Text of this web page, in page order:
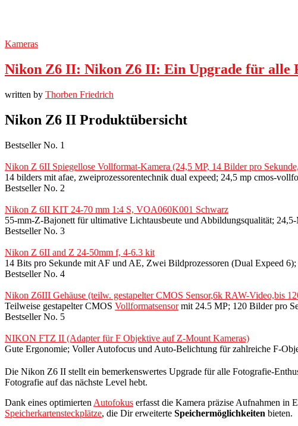
Kameras
Nikon Z6 II: Nikon Z6 II: Ein Upgrade für alle
written by Thorben Friedrich
Nikon Z6 II Produktübersicht
Bestseller No. 1
Nikon Z 6II Spiegellose Vollformat-Kamera (24,5 MP, 14 Bilder pro
14 bilders mit afae, zweiprozessorentechnik dual expeed; 24,5 mp cmos-
Bestseller No. 2
Nikon Z 6II KIT 24-70 mm 1:4 S, VOA060K001 Schwarz
55-mm-Z-Bajonett für ultimative Lichtausbeute und Abbildungsqualität;
Bestseller No. 3
Nikon Z 6II and Z 24-50mm f, 4-6.3 kit
14 Bits pro Sekunde mit AF und AE, Zwei Bildprozessoren (Dual Expeed
Bestseller No. 4
Nikon Z6III Gehäuse (teilw. gestapelter CMOS Sensor,6k RAW-Video,bis
Teilweise gestapelter CMOS Vollformatsensormit 24.5 MP; 120 Bilder pro
Bestseller No. 5
NIKON FTZ II (Adapter für F Objektive auf Z-Mount Kameras)
Gute Ergonomie; Voller Autofocus und Auto-Belichtung für zahlreiche F-
Die Nikon Z6 II stellt ein bemerkenswertes Upgrade für alle Fotografie-
Fotografie auf das nächste Level hebt.
Dank eines optimierten Autofokus erfasst die Kamera präzise Aufnahmen in
Speicherkartensteckplätze, die Dir erweiterte Speichermöglichkeiten bieten.